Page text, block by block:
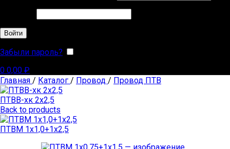
Войти
Забыли пароль?
0 0,00 ₽
Главная / Каталог / Провод / Провод ПТВ
ПТВВ-хк 2х2,5
Back to products
ПТВМ 1х1,0+1х2,5